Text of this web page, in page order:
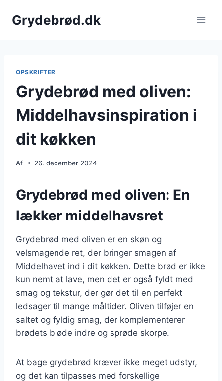
Grydebrød.dk
OPSKRIFTER
Grydebrød med oliven:
Middelhavsinspiration i
dit køkken
Af 26. december 2024
Grydebrød med oliven: En
lækker middelhavsret
Grydebrød med oliven er en skøn og
velsmagende ret, der bringer smagen af
Middelhavet ind i dit køkken. Dette brød er ikke
kun nemt at lave, men det er også fyldt med
smag og tekstur, der gør det til en perfekt
ledsager til mange måltider. Oliven tilføjer en
saltet og fyldig smag, der komplementerer
brødets bløde indre og sprøde skorpe.
At bage grydebrød kræver ikke meget udstyr,
og det kan tilpasses med forskellige